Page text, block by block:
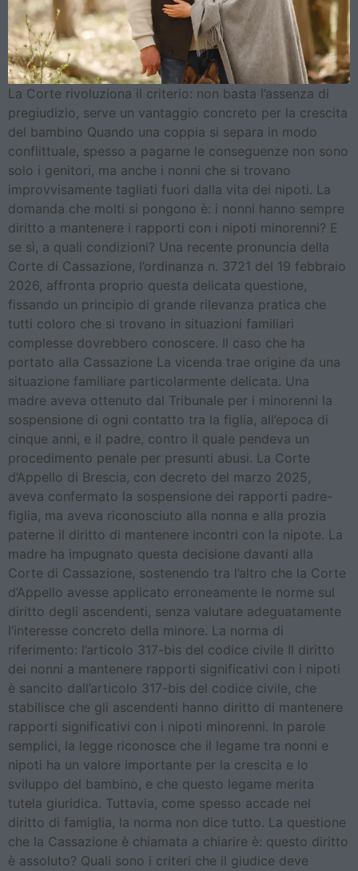
La Corte rivoluziona il criterio: non basta l’assenza di
pregiudizio, serve un vantaggio concreto per la crescita
del bambino Quando una coppia si separa in modo
conflittuale, spesso a pagarne le conseguenze non sono
solo i genitori, ma anche i nonni che si trovano
improvvisamente tagliati fuori dalla vita dei nipoti. La
domanda che molti si pongono è: i nonni hanno sempre
diritto a mantenere i rapporti con i nipoti minorenni? E
se sì, a quali condizioni? Una recente pronuncia della
Corte di Cassazione, l’ordinanza n. 3721 del 19 febbraio
2026, affronta proprio questa delicata questione,
fissando un principio di grande rilevanza pratica che
tutti coloro che si trovano in situazioni familiari
complesse dovrebbero conoscere. Il caso che ha
portato alla Cassazione La vicenda trae origine da una
situazione familiare particolarmente delicata. Una
madre aveva ottenuto dal Tribunale per i minorenni la
sospensione di ogni contatto tra la figlia, all’epoca di
cinque anni, e il padre, contro il quale pendeva un
procedimento penale per presunti abusi. La Corte
d’Appello di Brescia, con decreto del marzo 2025,
aveva confermato la sospensione dei rapporti padre-
figlia, ma aveva riconosciuto alla nonna e alla prozia
paterne il diritto di mantenere incontri con la nipote. La
madre ha impugnato questa decisione davanti alla
Corte di Cassazione, sostenendo tra l’altro che la Corte
d’Appello avesse applicato erroneamente le norme sul
diritto degli ascendenti, senza valutare adeguatamente
l’interesse concreto della minore. La norma di
riferimento: l’articolo 317-bis del codice civile Il diritto
dei nonni a mantenere rapporti significativi con i nipoti
è sancito dall’articolo 317-bis del codice civile, che
stabilisce che gli ascendenti hanno diritto di mantenere
rapporti significativi con i nipoti minorenni. In parole
semplici, la legge riconosce che il legame tra nonni e
nipoti ha un valore importante per la crescita e lo
sviluppo del bambino, e che questo legame merita
tutela giuridica. Tuttavia, come spesso accade nel
diritto di famiglia, la norma non dice tutto. La questione
che la Cassazione è chiamata a chiarire è: questo diritto
è assoluto? Quali sono i criteri che il giudice deve